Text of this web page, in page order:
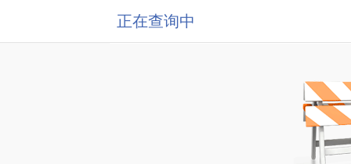
正在查询中